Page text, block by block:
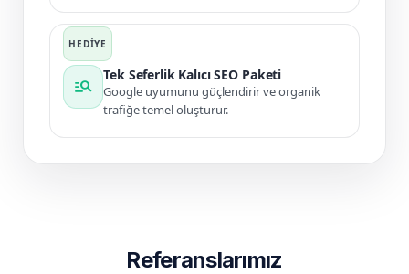
manage_search
Tek Seferlik Kalıcı SEO Paketi
Google uyumunu güçlendirir ve organik
trafiğe temel oluşturur.
Referanslarımız